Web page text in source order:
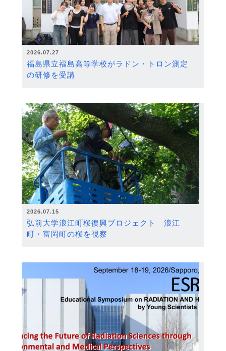
2026.07.27
福島県立福島高等学校がラドン・トロン測定
の研修を受講
2026.07.15
弘前大学浪江町桜復興プロジェクト 浪江
町・富岡町の桜を視察